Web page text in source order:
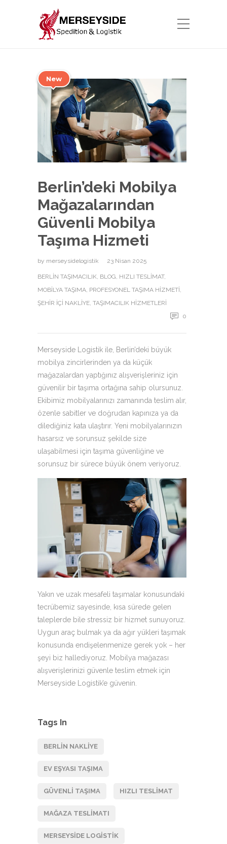
New
Berlin’deki Mobilya
Mağazalarından
Güvenli Mobilya
Taşıma Hizmeti
by merseysidelogistik 23 Nisan 2025
BERLIN TAŞIMACILIK, BLOG, HIZLI TESLIMAT,
MOBILYA TAŞIMA, PROFESYONEL TAŞIMA HIZMETI,
ŞEHIR İÇI NAKLIYE, TAŞIMACILIK HIZMETLERI
0
Merseyside Logistik ile, Berlin’deki büyük
mobilya zincirlerinden ya da küçük
mağazalardan yaptığınız alışverişleriniz için
güvenilir bir taşıma ortağına sahip olursunuz.
Ekibimiz mobilyalarınızı zamanında teslim alır,
özenle sabitler ve doğrudan kapınıza ya da
dilediğiniz kata ulaştırır. Yeni mobilyalarınızın
hasarsız ve sorunsuz şekilde size
ulaşabilmesi için taşıma güvenliğine ve
sorunsuz bir sürece büyük önem veriyoruz.
Yakın ve uzak mesafeli taşımalar konusundaki
tecrübemiz sayesinde, kısa sürede gelen
taleplerde bile stressiz bir hizmet sunuyoruz.
Uygun araç bulmak ya da ağır yükleri taşımak
konusunda endişelenmenize gerek yok – her
şeyi biz hallediyoruz. Mobilya mağazası
alışverişlerinizi güvenle teslim etmek için
Merseyside Logistik’e güvenin.
Tags In
BERLIN NAKLIYE
EV EŞYASI TAŞIMA
GÜVENLI TAŞIMA HIZLI TESLIMAT
MAĞAZA TESLIMATI
MERSEYSIDE LOGISTIK